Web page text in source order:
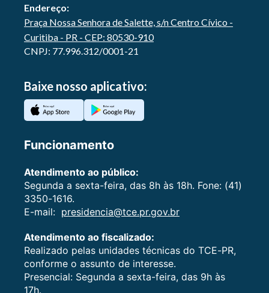
Endereço:
Praça Nossa Senhora de Salette, s/n Centro Cívico -
Curitiba - PR - CEP: 80530-910
CNPJ: 77.996.312/0001-21
Baixe nosso aplicativo:
Funcionamento
Atendimento ao público:
Segunda a sexta-feira, das 8h às 18h. Fone: (41)
3350-1616.
E-mail: presidencia@tce.pr.gov.br
Atendimento ao fiscalizado:
Realizado pelas unidades técnicas do TCE-PR,
conforme o assunto de interesse.
Presencial: Segunda a sexta-feira, das 9h às
17h.